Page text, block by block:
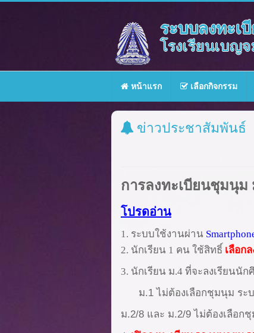
ระบบลงทะเ
โรงเรียนเบญ
หน้าแรก เลือกกิจกรรม
ข่าวประชาสัมพันธ์
การลงทะเบียนชุมนุม
โปรดอ่าน
1. ระบบใช้งานผ่าน
2. นักเรียน 1 คน ใช้สิทธิ์ เลือก
3. นักเรียน ม.4 ที่จะลงเรียนนั
ม.1 ไม่ต้องเลือกชุมนุม ระบ
ม.2/8 และ ม.2/9 ไม่ต้องเลือ